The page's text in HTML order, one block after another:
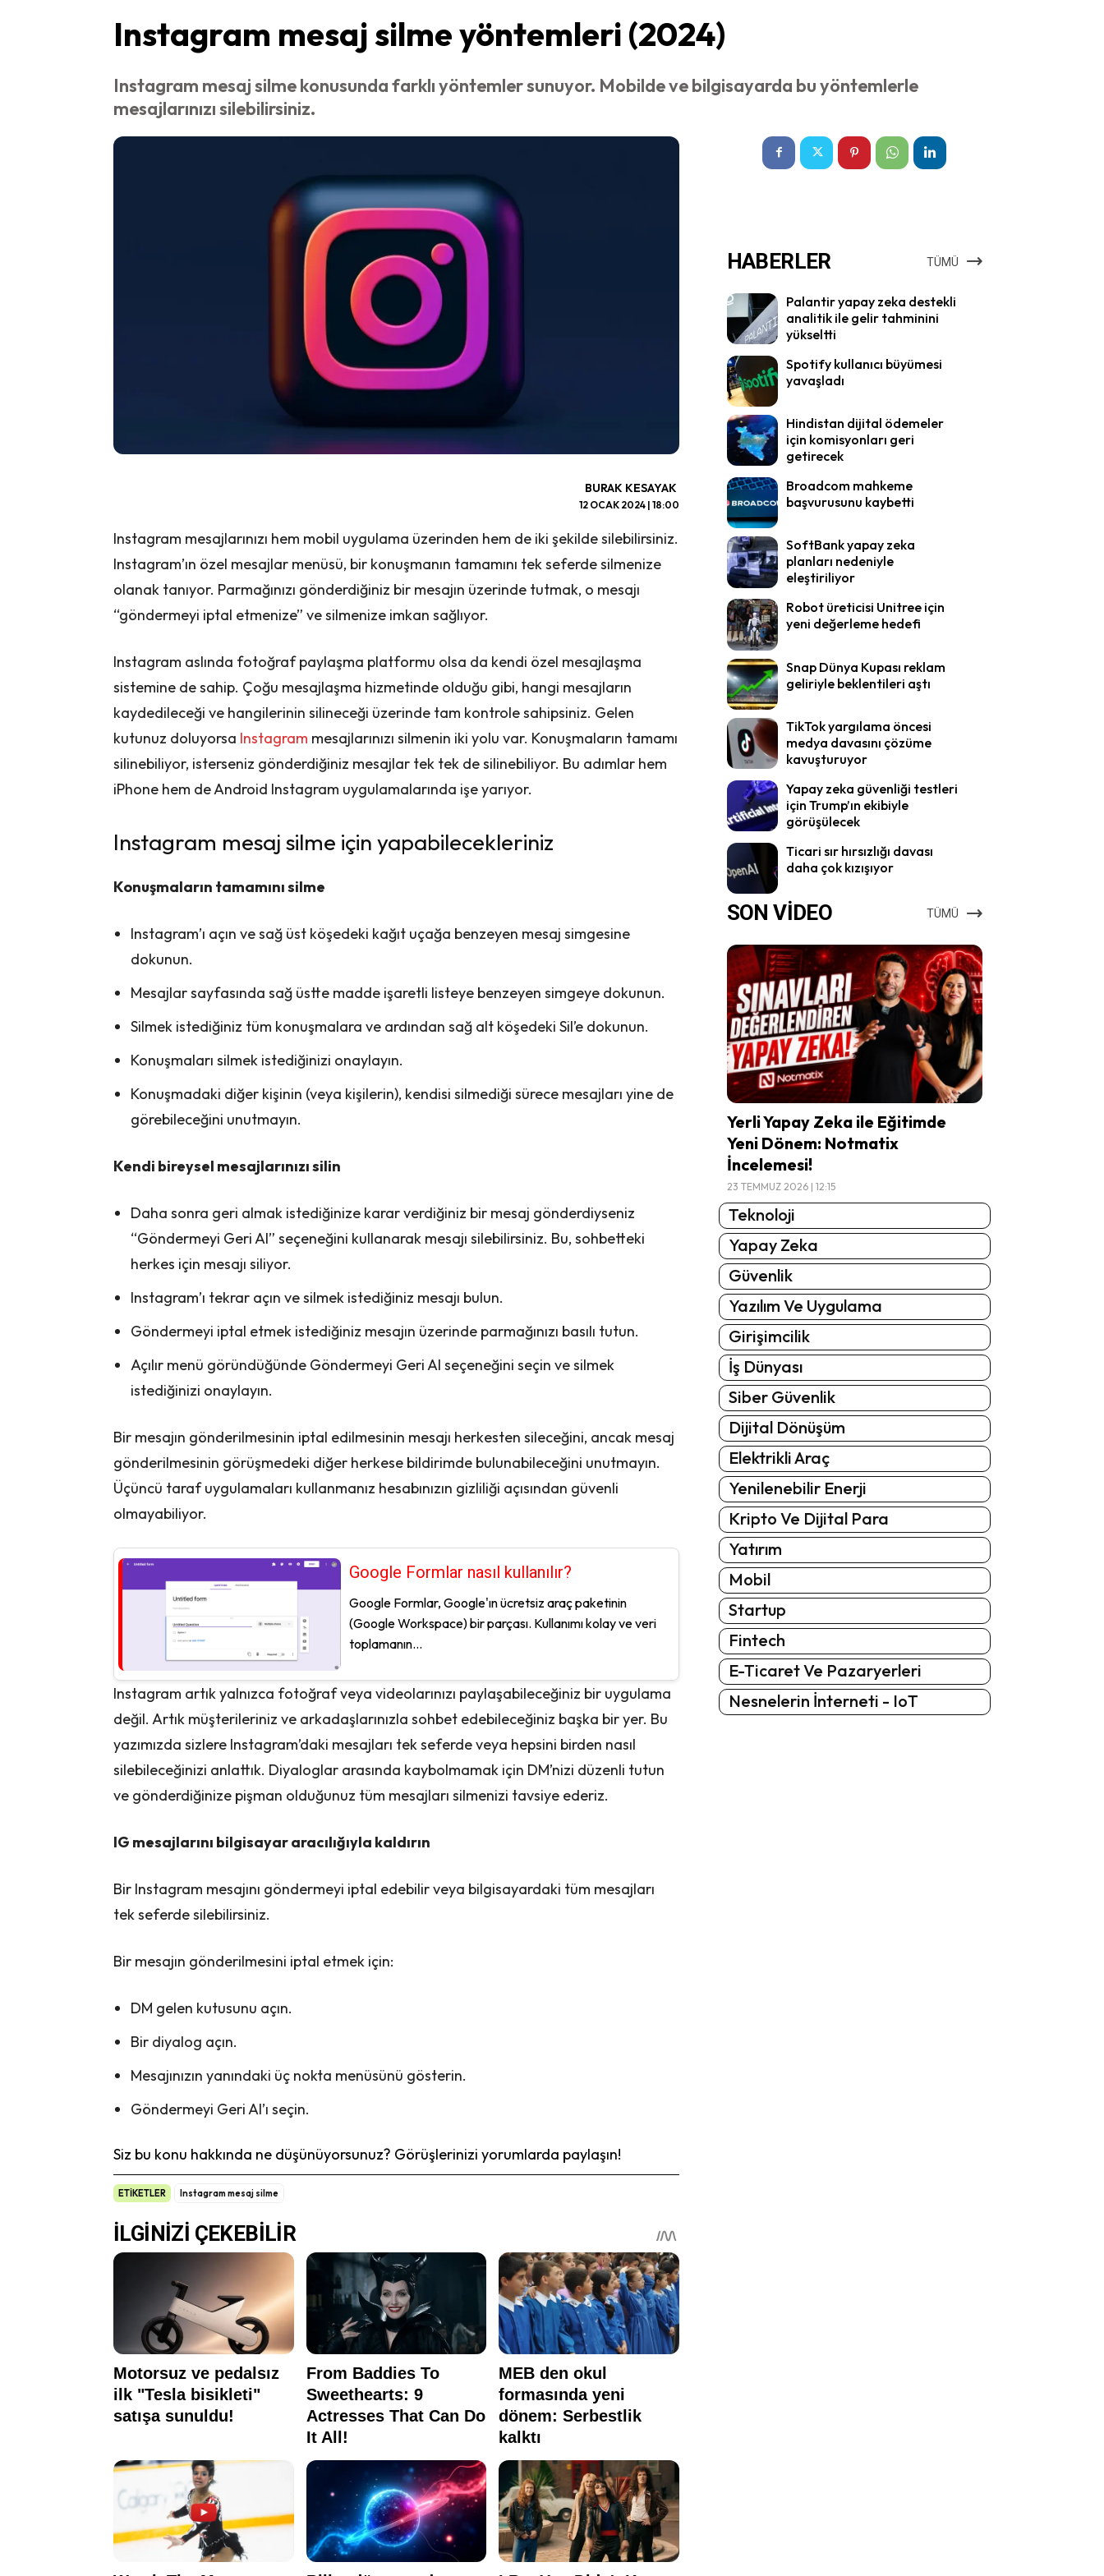
Instagram mesaj silme yöntemleri (2024)
Instagram mesaj silme konusunda farklı yöntemler sunuyor. Mobilde ve bilgisayarda bu yöntemlerle
mesajlarınızı silebilirsiniz.
BURAK KESAYAK
12 OCAK 2024 | 18:00
Instagram mesajlarınızı hem mobil uygulama üzerinden hem de iki şekilde silebilirsiniz.
Instagram’ın özel mesajlar menüsü, bir konuşmanın tamamını tek seferde silmenize
olanak tanıyor. Parmağınızı gönderdiğiniz bir mesajın üzerinde tutmak, o mesajı
“göndermeyi iptal etmenize” ve silmenize imkan sağlıyor.
Instagram aslında fotoğraf paylaşma platformu olsa da kendi özel mesajlaşma
sistemine de sahip. Çoğu mesajlaşma hizmetinde olduğu gibi, hangi mesajların
kaydedileceği ve hangilerinin silineceği üzerinde tam kontrole sahipsiniz. Gelen
kutunuz doluyorsa Instagram mesajlarınızı silmenin iki yolu var. Konuşmaların tamamı
silinebiliyor, isterseniz gönderdiğiniz mesajlar tek tek de silinebiliyor. Bu adımlar hem
iPhone hem de Android Instagram uygulamalarında işe yarıyor.
Instagram mesaj silme için yapabilecekleriniz
Konuşmaların tamamını silme
Instagram’ı açın ve sağ üst köşedeki kağıt uçağa benzeyen mesaj simgesine
dokunun.
Mesajlar sayfasında sağ üstte madde işaretli listeye benzeyen simgeye dokunun.
Silmek istediğiniz tüm konuşmalara ve ardından sağ alt köşedeki Sil’e dokunun.
Konuşmaları silmek istediğinizi onaylayın.
Konuşmadaki diğer kişinin (veya kişilerin), kendisi silmediği sürece mesajları yine de
görebileceğini unutmayın.
Kendi bireysel mesajlarınızı silin
Daha sonra geri almak istediğinize karar verdiğiniz bir mesaj gönderdiyseniz
“Göndermeyi Geri Al” seçeneğini kullanarak mesajı silebilirsiniz. Bu, sohbetteki
herkes için mesajı siliyor.
Instagram’ı tekrar açın ve silmek istediğiniz mesajı bulun.
Göndermeyi iptal etmek istediğiniz mesajın üzerinde parmağınızı basılı tutun.
Açılır menü göründüğünde Göndermeyi Geri Al seçeneğini seçin ve silmek
istediğinizi onaylayın.
Bir mesajın gönderilmesinin iptal edilmesinin mesajı herkesten sileceğini, ancak mesaj
gönderilmesinin görüşmedeki diğer herkese bildirimde bulunabileceğini unutmayın.
Üçüncü taraf uygulamaları kullanmanız hesabınızın gizliliği açısından güvenli
olmayabiliyor.
Google Formlar nasıl kullanılır?
Google Formlar, Google'ın ücretsiz araç paketinin
(Google Workspace) bir parçası. Kullanımı kolay ve veri
toplamanın...
Instagram artık yalnızca fotoğraf veya videolarınızı paylaşabileceğiniz bir uygulama
değil. Artık müşterileriniz ve arkadaşlarınızla sohbet edebileceğiniz başka bir yer. Bu
yazımızda sizlere Instagram’daki mesajları tek seferde veya hepsini birden nasıl
silebileceğinizi anlattık. Diyaloglar arasında kaybolmamak için DM’nizi düzenli tutun
ve gönderdiğinize pişman olduğunuz tüm mesajları silmenizi tavsiye ederiz.
IG mesajlarını bilgisayar aracılığıyla kaldırın
Bir Instagram mesajını göndermeyi iptal edebilir veya bilgisayardaki tüm mesajları
tek seferde silebilirsiniz.
Bir mesajın gönderilmesini iptal etmek için:
DM gelen kutusunu açın.
Bir diyalog açın.
Mesajınızın yanındaki üç nokta menüsünü gösterin.
Göndermeyi Geri Al’ı seçin.
Siz bu konu hakkında ne düşünüyorsunuz? Görüşlerinizi yorumlarda paylaşın!
ETİKETLER Instagram mesaj silme
HABERLER TÜMÜ
Palantir yapay zeka destekli
analitik ile gelir tahminini
yükseltti
Spotify kullanıcı büyümesi
yavaşladı
Hindistan dijital ödemeler
için komisyonları geri
getirecek
Broadcom mahkeme
başvurusunu kaybetti
SoftBank yapay zeka
planları nedeniyle
eleştiriliyor
Robot üreticisi Unitree için
yeni değerleme hedefi
Snap Dünya Kupası reklam
geliriyle beklentileri aştı
TikTok yargılama öncesi
medya davasını çözüme
kavuşturuyor
Yapay zeka güvenliği testleri
için Trump’ın ekibiyle
görüşülecek
Ticari sır hırsızlığı davası
daha çok kızışıyor
SON VİDEO TÜMÜ
Yerli Yapay Zeka ile Eğitimde
Yeni Dönem: Notmatix
İncelemesi!
23 TEMMUZ 2026 | 12:15
Teknoloji
Yapay Zeka
Güvenlik
Yazılım Ve Uygulama
Girişimcilik
İş Dünyası
Siber Güvenlik
Dijital Dönüşüm
Elektrikli Araç
Yenilenebilir Enerji
Kripto Ve Dijital Para
Yatırım
Mobil
Startup
Fintech
E-Ticaret Ve Pazaryerleri
Nesnelerin İnterneti - IoT